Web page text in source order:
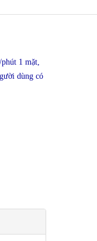
1 mặt,
dùng có